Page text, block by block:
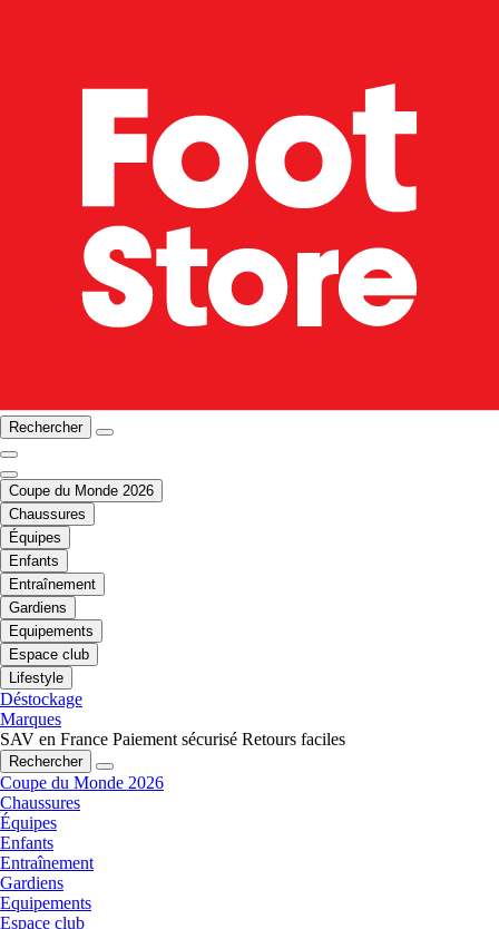
Rechercher
Coupe du Monde 2026
Chaussures
Équipes
Enfants
Entraînement
Gardiens
Equipements
Espace club
Lifestyle
Déstockage
Marques
SAV en France Paiement sécurisé Retours faciles
Rechercher
Coupe du Monde 2026
Chaussures
Équipes
Enfants
Entraînement
Gardiens
Equipements
Espace club